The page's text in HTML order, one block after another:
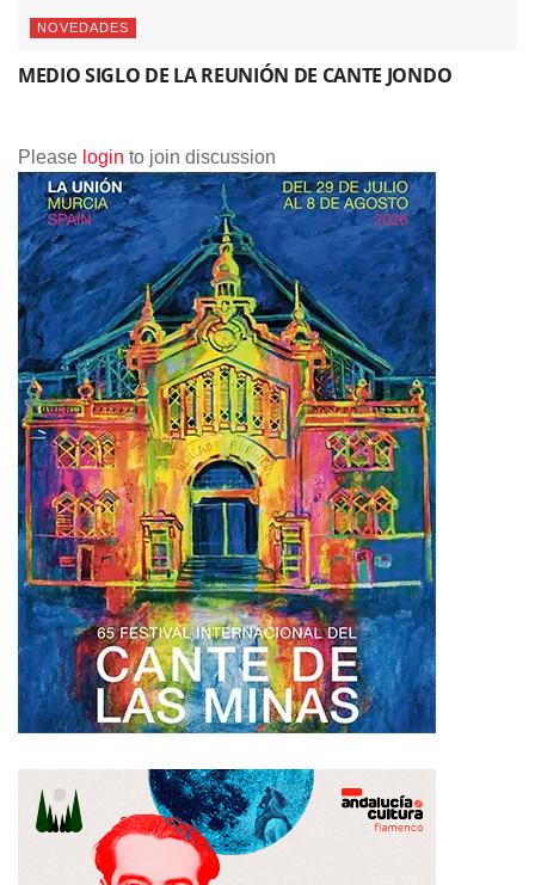
NOVEDADES
MEDIO SIGLO DE LA REUNIÓN DE CANTE JONDO
Please login to join discussion